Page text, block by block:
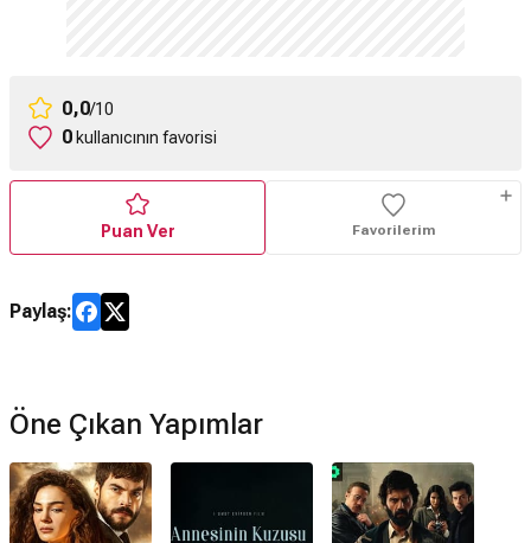
0,0/10
0 kullanıcının favorisi
Puan Ver Favorilerim
Paylaş:
Öne Çıkan Yapımlar